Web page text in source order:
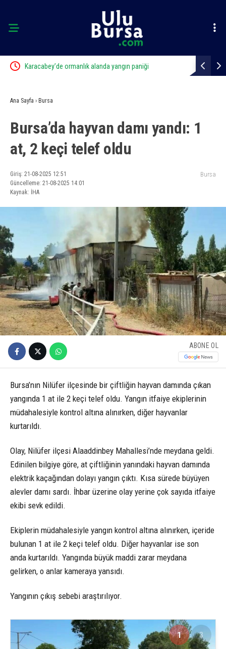
Karacabey’de ormanlık alanda yangın paniği Bursa’da
Ana Sayfa › Bursa
Bursa’da hayvan damı yandı: 1
at, 2 keçi telef oldu
Giriş: 21-08-2025 12:51
Güncelleme: 21-08-2025 14:01
Kaynak: İHA
Bursa
ABONE OL
Bursa’nın Nilüfer ilçesinde bir çiftliğin hayvan damında çıkan
yangında 1 at ile 2 keçi telef oldu. Yangın itfaiye ekiplerinin
müdahalesiyle kontrol altına alınırken, diğer hayvanlar
kurtarıldı.
Olay, Nilüfer ilçesi Alaaddinbey Mahallesi’nde meydana geldi.
Edinilen bilgiye göre, at çiftliğinin yanındaki hayvan damında
elektrik kaçağından dolayı yangın çıktı. Kısa sürede büyüyen
alevler damı sardı. İhbar üzerine olay yerine çok sayıda itfaiye
ekibi sevk edildi.
Ekiplerin müdahalesiyle yangın kontrol altına alınırken, içeride
bulunan 1 at ile 2 keçi telef oldu. Diğer hayvanlar ise son
anda kurtarıldı. Yangında büyük maddi zarar meydana
gelirken, o anlar kameraya yansıdı.
Yangının çıkış sebebi araştırılıyor.
1 3